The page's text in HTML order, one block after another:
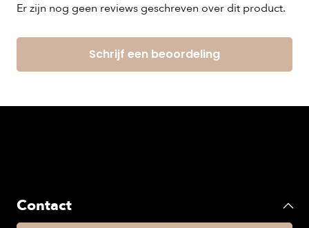
Er zijn nog geen reviews geschreven over dit product.
Schrijf een beoordeling
Contact